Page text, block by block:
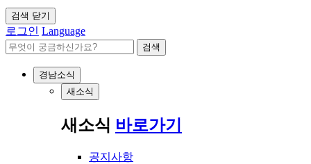
검색 닫기
로그인 Language
검색
경남소식
새소식
새소식 바로가기
공지사항